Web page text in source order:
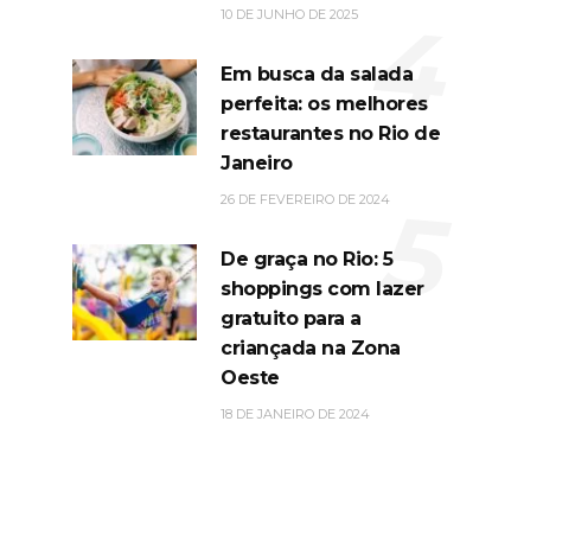
10 DE JUNHO DE 2025
Em busca da salada
perfeita: os melhores
restaurantes no Rio de
Janeiro
26 DE FEVEREIRO DE 2024
4
De graça no Rio: 5
shoppings com lazer
gratuito para a
criançada na Zona
Oeste
18 DE JANEIRO DE 2024
5